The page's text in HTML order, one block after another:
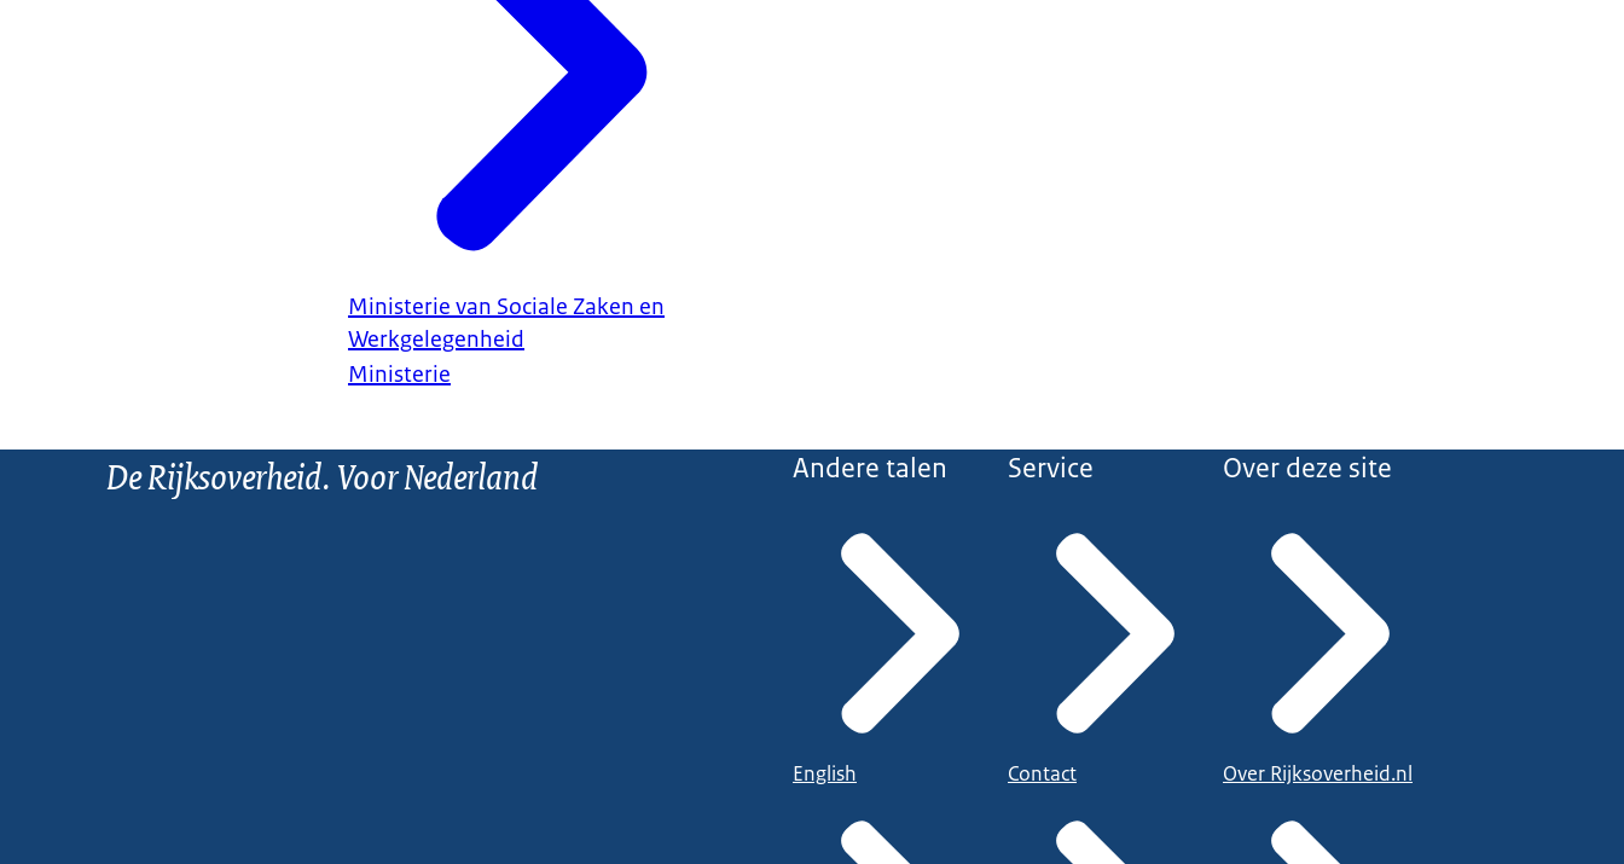
Ministerie van Sociale Zaken en
Werkgelegenheid
Ministerie
De Rijksoverheid. Voor Nederland Andere talen
English
Service
Contact
Over deze site
Over Rijksoverheid.nl